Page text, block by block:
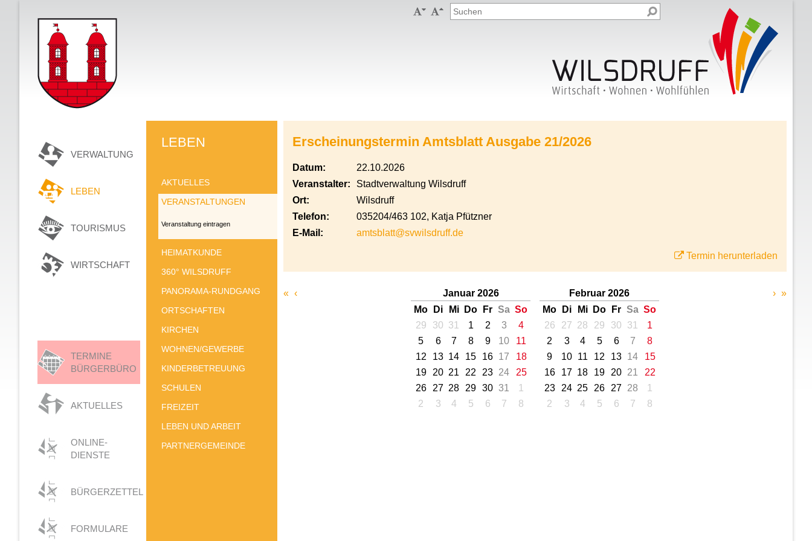
 
VERWALTUNG
LEBEN
TOURISMUS
WIRTSCHAFT
TERMINE
BÜRGERBÜRO
AKTUELLES
ONLINE-
DIENSTE
BÜRGERZETTEL
FORMULARE
LEBEN
AKTUELLES
VERANSTALTUNGEN
Veranstaltung eintragen
HEIMATKUNDE
360° WILSDRUFF
PANORAMA-RUNDGANG
ORTSCHAFTEN
KIRCHEN
WOHNEN/GEWERBE
KINDERBETREUUNG
SCHULEN
FREIZEIT
LEBEN UND ARBEIT
PARTNERGEMEINDE
Erscheinungstermin Amtsblatt Ausgabe 21/2026
Datum:
22.10.2026
Veranstalter:
Stadtverwaltung Wilsdruff
Ort:
Wilsdruff
Telefon:
035204/463 102, Katja Pfützner
E-Mail:
amtsblatt@svwilsdruff.de
Termin herunterladen
« ‹
Januar 2026
Mo
Di Mi Do Fr Sa So
29
30 31 1 2 3
4
5
6 7 8 9 10
11
12
13 14 15 16 17
18
19
20 21 22 23 24
25
26
27 28 29 30 31
1
2
3 4 5 6 7 8
Februar 2026
Mo
Di Mi Do Fr Sa So
26
27 28 29 30 31
1
2
3 4 5 6 7
8
9
10 11 12 13 14
15
16
17 18 19 20 21
22
23
24 25 26 27 28
1
2
3 4 5 6 7 8
› »